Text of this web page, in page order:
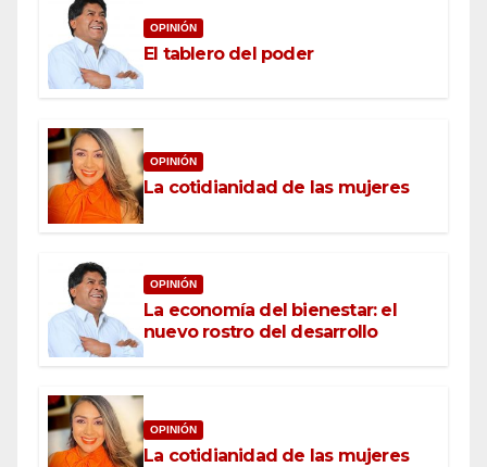
OPINIÓN
El tablero del poder
OPINIÓN
La cotidianidad de las mujeres
OPINIÓN
La economía del bienestar: el
nuevo rostro del desarrollo
OPINIÓN
La cotidianidad de las mujeres